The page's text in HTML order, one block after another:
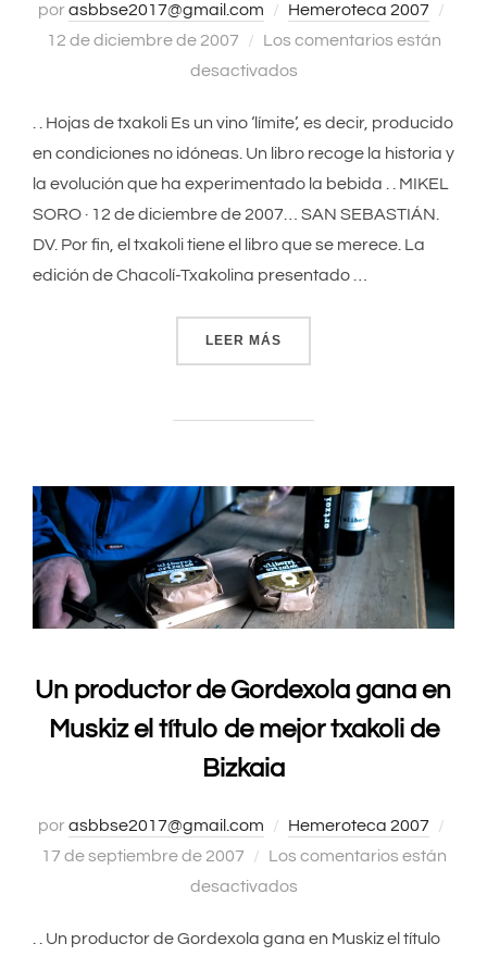
porasbbse2017@gmail.com Hemeroteca 2007
12 de diciembre de 2007
Los comentarios están
desactivados
. . Hojas de txakoli Es un vino ‘límite’, es decir, producido
en condiciones no idóneas. Un libro recoge la historia y
la evolución que ha experimentado la bebida . . MIKEL
SORO · 12 de diciembre de 2007… SAN SEBASTIÁN.
DV. Por fin, el txakoli tiene el libro que se merece. La
edición de Chacolí-Txakolina presentado …
LEER MÁS
Un productor de Gordexola gana en
Muskiz el título de mejor txakoli de
Bizkaia
porasbbse2017@gmail.com Hemeroteca 2007
17 de septiembre de 2007
Los comentarios están
desactivados
. . Un productor de Gordexola gana en Muskiz el título